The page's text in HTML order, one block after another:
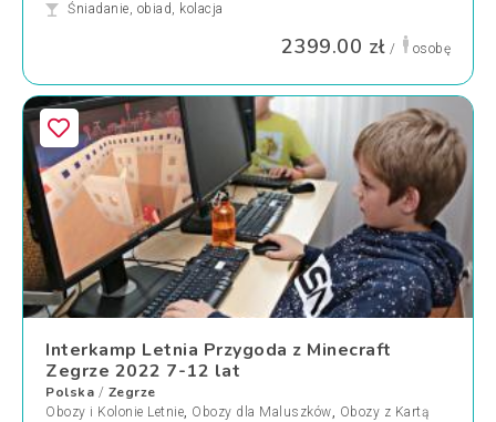
Śniadanie, obiad, kolacja
2399.00 zł / osobę
Interkamp Letnia Przygoda z Minecraft
Zegrze 2022 7-12 lat
Polska / Zegrze
Obozy i Kolonie Letnie, Obozy dla Maluszków, Obozy z Kartą